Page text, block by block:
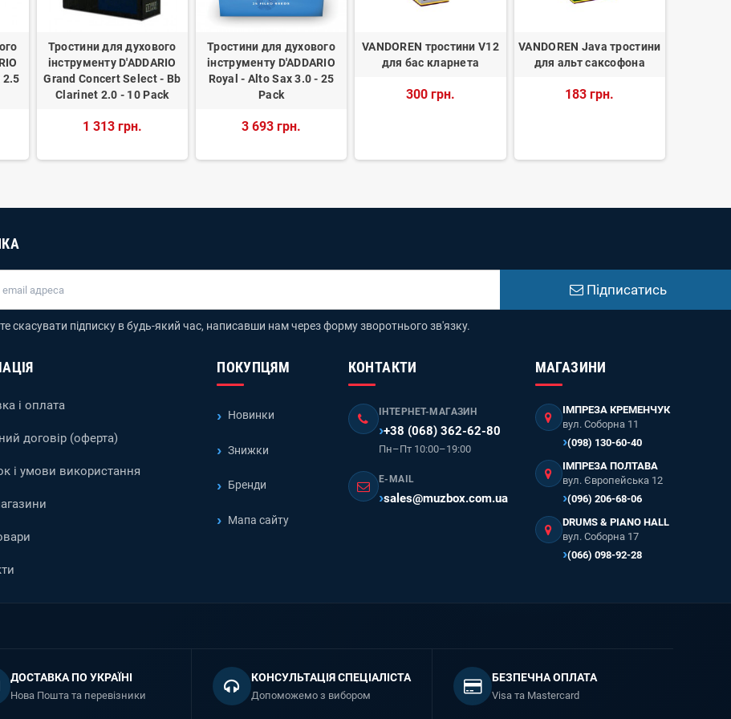
2.5
Тростини для духового
інструменту D'ADDARIO
Grand Concert Select - Bb
Clarinet 2.0 - 10 Pack
1 313 грн.
Тростини для духового
інструменту D'ADDARIO
Royal - Alto Sax 3.0 - 25
Pack
3 693 грн.
VANDOREN тростини V12
для бас кларнета
300 грн.
VANDOREN Java тростини
для альт саксофона
183 грн.
Підписатись
скасувати підписку в будь-який час, написавши нам через форму зворотнього зв'язку.
і оплата
договір (оферта)
і умови використання
ПОКУПЦЯМ
Новинки
Знижки
Бренди
Мапа сайту
КОНТАКТИ
ІНТЕРНЕТ-МАГАЗИН
+38 (068) 362-62-80
Пн–Пт 10:00–19:00
E-MAIL
sales@muzbox.com.ua
МАГАЗИНИ
ІМПРЕЗА КРЕМЕНЧУК
вул. Соборна 11
(098) 130-60-40
ІМПРЕЗА ПОЛТАВА
вул. Європейська 12
(096) 206-68-06
DRUMS & PIANO HALL
вул. Соборна 17
(066) 098-92-28
ДОСТАВКА ПО УКРАЇНІ
Нова Пошта та перевізники
КОНСУЛЬТАЦІЯ СПЕЦІАЛІСТА
Допоможемо з вибором
БЕЗПЕЧНА ОПЛАТА
Visa та Mastercard